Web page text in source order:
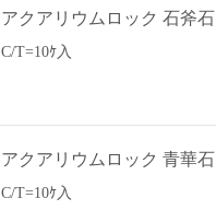
アクアリウムロック 石斧石
C/T=10ｹ入
アクアリウムロック 青華石
C/T=10ｹ入